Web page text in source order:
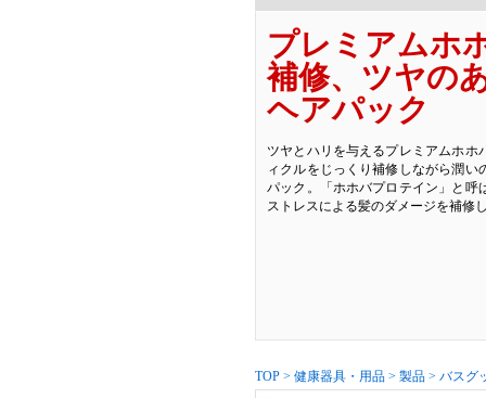
プレミアムホ
補修、ツヤの
ヘアパック
ツヤとハリを与えるプレミアムホホ
ィクルをじっくり補修しながら潤
パック。「ホホバプロテイン」と呼
ストレスによる髪のダメージを補修
TOP > 健康器具・用品 > 製品 > バスグ